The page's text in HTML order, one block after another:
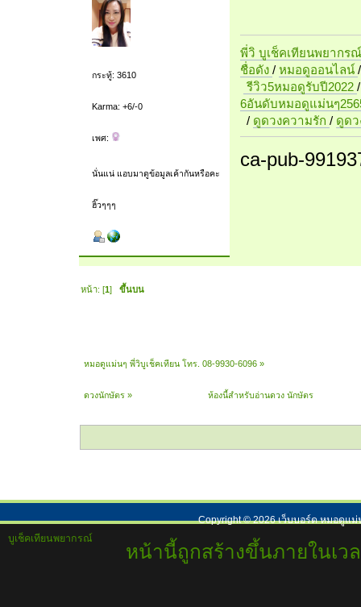
กระทู้: 3610
Karma: +6/-0
เพศ:
นั่นแน่ แอบมาดูข้อมูลเค้ากันหรือคะ
ฮิ๊วๆๆๆ
พี่วิ บูเช็คเทียนพยากร
ชื่อดัง / หมอดูออนไลน์
รีวิว5หมอดูรับปี2022
6อันดับหมอดูแม่นๆ
/ ดูดวงความรัก / ดูด
ca-pub-
หน้า: [1]ขึ้นบน
หมอดูแม่นๆ พี่วิบูเช็คเทียน โทร. 08-9930-6096 »
ดวงนักษัตร » ห้องนี้สำหรับอ่านดวง นักษัตร
Copyright ©2026เว็บบอร์ด หมอดูแม่
บูเช็คเทียนพยากรณ์
หน้านี้ถูกสร้างขึ้นภายในเว